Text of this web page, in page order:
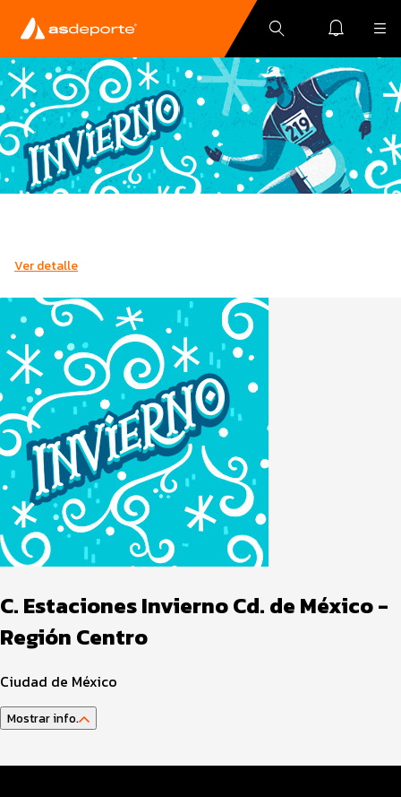
Ver detalle
C. Estaciones Invierno Cd. de México -
Región Centro
Ciudad de México
Mostrar info.